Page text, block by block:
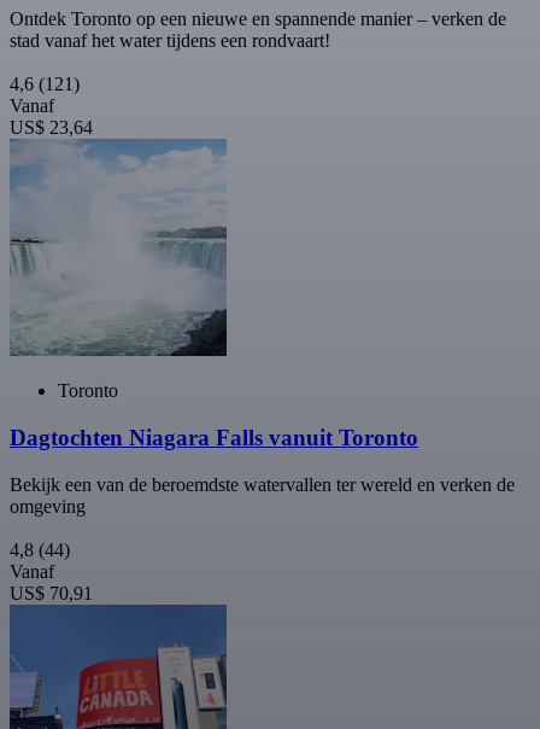
Ontdek Toronto op een nieuwe en spannende manier – verken de
stad vanaf het water tijdens een rondvaart!
4,6 (121)
Vanaf
US$ 23,64
Toronto
Dagtochten Niagara Falls vanuit Toronto
Bekijk een van de beroemdste watervallen ter wereld en verken de
omgeving
4,8 (44)
Vanaf
US$ 70,91